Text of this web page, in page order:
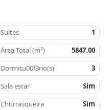
Suítes
1
Área Total (m²)
5847.00
Dormitu00f3rio(s)
3
Sala estar
Sim
Churrasqueira
Sim